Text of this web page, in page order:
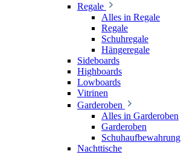
Regale
Alles in Regale
Regale
Schuhregale
Hängeregale
Sideboards
Highboards
Lowboards
Vitrinen
Garderoben
Alles in Garderoben
Garderoben
Schuhaufbewahrung
Nachttische